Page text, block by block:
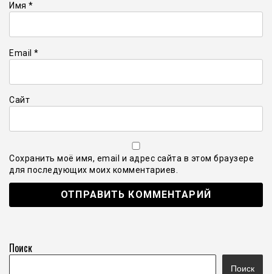
Имя *
Email *
Сайт
Сохранить моё имя, email и адрес сайта в этом браузере
для последующих моих комментариев.
Поиск
Поиск